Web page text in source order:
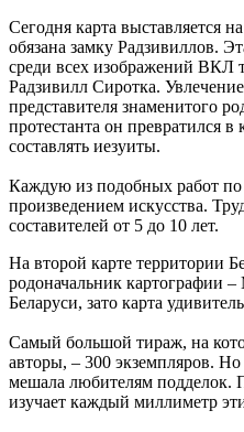
Сегодня карта выставляется
обязана замку Радзивиллов.
среди всех изображений ВКЛ
Радзивилл Сиротка.
представителя знаменитого
протестанта он превратился
составлять иезуиты.
Каждую из подобных работ по
произведением искусства.
составителей от 5 до 10 лет.
На второй карте территории
родоначальник картографии
Беларуси, зато карта
Самый большой тираж, на
авторы, – 300 экземпляров.
мешала любителям подделок.
изучает каждый миллиметр